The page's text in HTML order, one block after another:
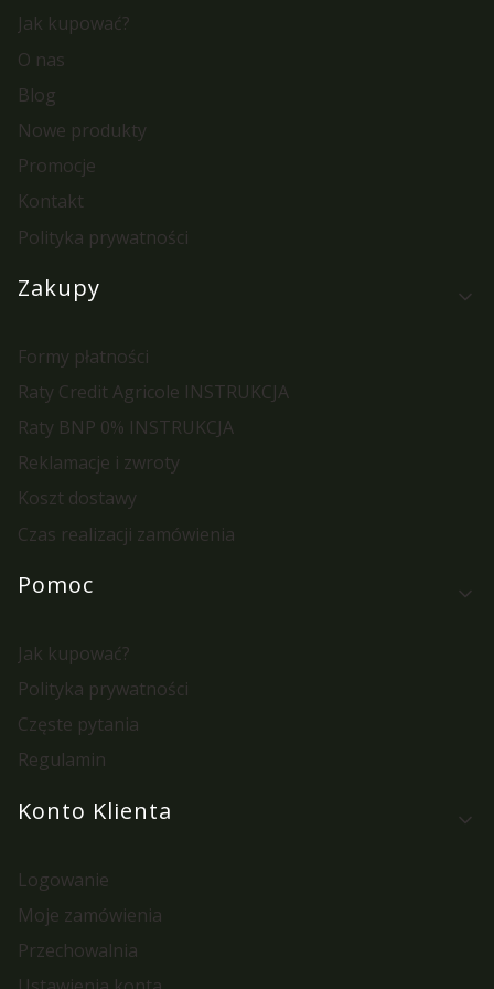
Jak kupować?
O nas
Blog
Nowe produkty
Promocje
Kontakt
Polityka prywatności
Zakupy
Formy płatności
Raty Credit Agricole INSTRUKCJA
Raty BNP 0% INSTRUKCJA
Reklamacje i zwroty
Koszt dostawy
Czas realizacji zamówienia
Pomoc
Jak kupować?
Polityka prywatności
Częste pytania
Regulamin
Konto Klienta
Logowanie
Moje zamówienia
Przechowalnia